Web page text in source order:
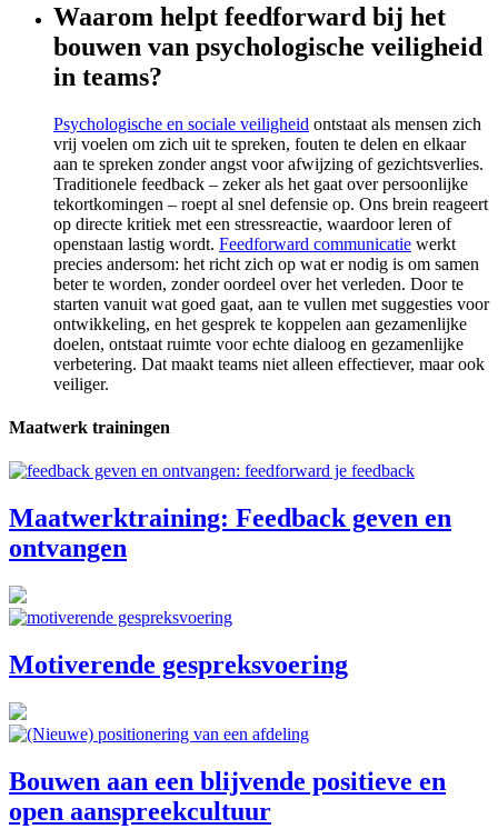
Waarom helpt feedforward bij het
bouwen van psychologische veiligheid
in teams?
Psychologische en sociale veiligheid ontstaat als mensen zich
vrij voelen om zich uit te spreken, fouten te delen en elkaar
aan te spreken zonder angst voor afwijzing of gezichtsverlies.
Traditionele feedback – zeker als het gaat over persoonlijke
tekortkomingen – roept al snel defensie op. Ons brein reageert
op directe kritiek met een stressreactie, waardoor leren of
openstaan lastig wordt. Feedforward communicatie werkt
precies andersom: het richt zich op wat er nodig is om samen
beter te worden, zonder oordeel over het verleden. Door te
starten vanuit wat goed gaat, aan te vullen met suggesties voor
ontwikkeling, en het gesprek te koppelen aan gezamenlijke
doelen, ontstaat ruimte voor echte dialoog en gezamenlijke
verbetering. Dat maakt teams niet alleen effectiever, maar ook
veiliger.
Maatwerk trainingen
Maatwerktraining: Feedback geven en
ontvangen
Motiverende gespreksvoering
Bouwen aan een blijvende positieve en
open aanspreekcultuur